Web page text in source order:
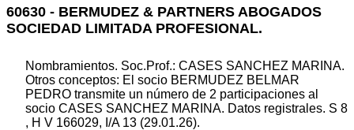
60630 - BERMUDEZ & PARTNERS ABOGADOS
SOCIEDAD LIMITADA PROFESIONAL.
Nombramientos. Soc.Prof.: CASES SANCHEZ MARINA.
Otros conceptos: El socio BERMUDEZ BELMAR
PEDRO transmite un número de 2 participaciones al
socio CASES SANCHEZ MARINA. Datos registrales. S 8
, H V 166029, I/A 13 (29.01.26).